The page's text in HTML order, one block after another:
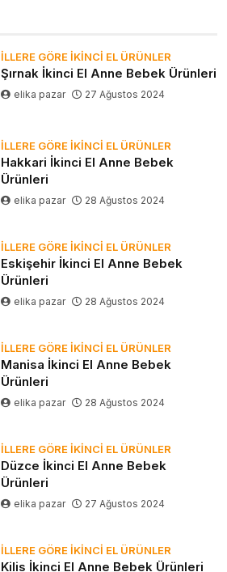
İLLERE GÖRE İKINCI EL ÜRÜNLER
Şırnak İkinci El Anne Bebek Ürünleri
elika pazar 27 Ağustos 2024
İLLERE GÖRE İKINCI EL ÜRÜNLER
Hakkari İkinci El Anne Bebek
Ürünleri
elika pazar 28 Ağustos 2024
İLLERE GÖRE İKINCI EL ÜRÜNLER
Eskişehir İkinci El Anne Bebek
Ürünleri
elika pazar 28 Ağustos 2024
İLLERE GÖRE İKINCI EL ÜRÜNLER
Manisa İkinci El Anne Bebek
Ürünleri
elika pazar 28 Ağustos 2024
İLLERE GÖRE İKINCI EL ÜRÜNLER
Düzce İkinci El Anne Bebek
Ürünleri
elika pazar 27 Ağustos 2024
İLLERE GÖRE İKINCI EL ÜRÜNLER
Kilis İkinci El Anne Bebek Ürünleri